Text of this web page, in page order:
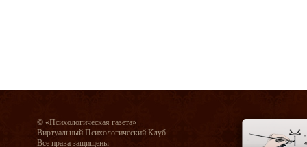
© «Психологическая газета»
Виртуальный Психологический Клуб
Все права защищены